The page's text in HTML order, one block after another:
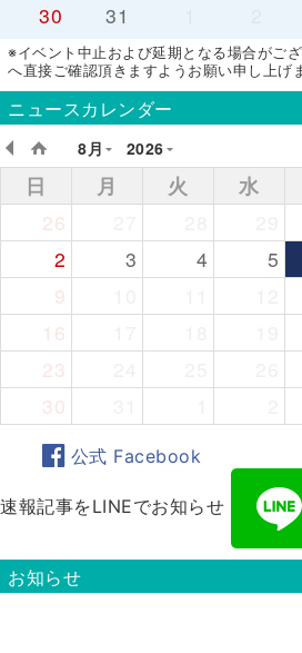
30
31
※イベント中止および延期となる場合がご
へ直接ご確認頂きますようお願い申し上げ
ニュースカレンダー
8月
2026
日 月 火 水
26
2
3 4 5
9
16
23
30
公式 Facebook
速報記事をLINEでお知らせ
お知らせ